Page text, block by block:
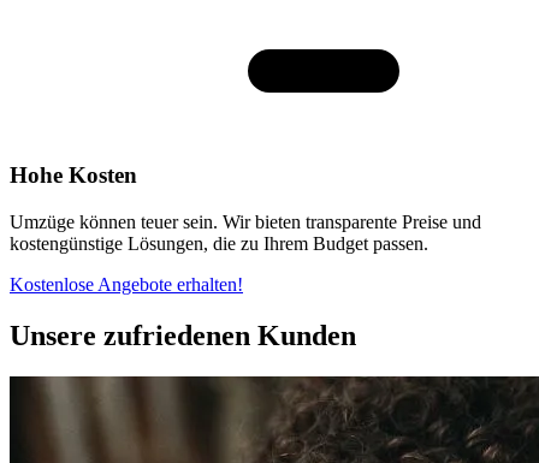
Hohe Kosten
Umzüge können teuer sein. Wir bieten transparente Preise und
kostengünstige Lösungen, die zu Ihrem Budget passen.
Kostenlose Angebote erhalten!
Unsere zufriedenen Kunden